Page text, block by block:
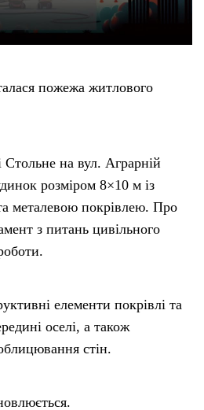
пожежа житлового
Стольне на вул. Аграрній
розміром 8×10 м із
металевою покрівлею. Про
з питань цивільного
елементи покрівлі та
оселі, а також
стін.